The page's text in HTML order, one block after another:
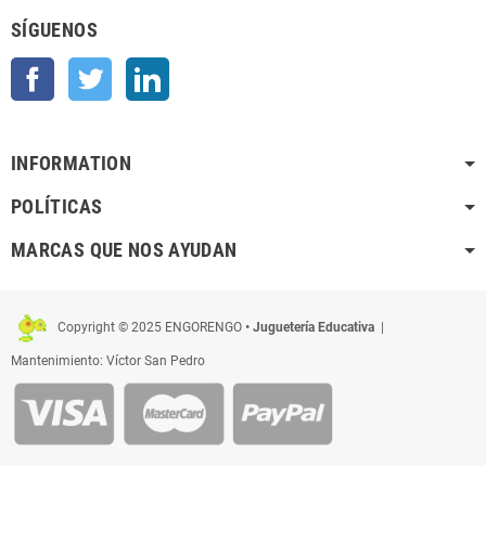
SÍGUENOS
Facebook Twitter
INFORMATION
POLÍTICAS
MARCAS QUE NOS AYUDAN
Copyright © 2025 ENGORENGO • Juguetería Educativa
Mantenimiento: Víctor San Pedro